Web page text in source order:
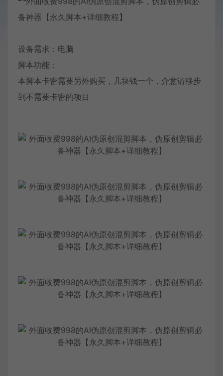
设备需求：电脑
脚本功能：
本脚本卡密需要另外购买，几块钱一个，介意请移步
到不需要卡密的项目